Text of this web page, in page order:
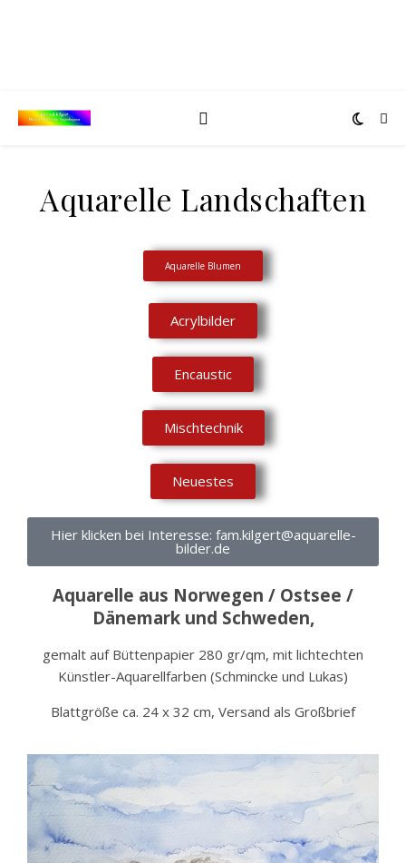
Aquarelle Landschaften
Aquarelle Blumen
Acrylbilder
Encaustic
Mischtechnik
Neuestes
Hier klicken bei Interesse: fam.kilgert@aquarelle-
bilder.de
Aquarelle aus Norwegen / Ostsee /
Dänemark und Schweden,
gemalt auf Büttenpapier 280 gr/qm, mit lichtechten
Künstler-Aquarellfarben (Schmincke und Lukas)
Blattgröße ca. 24 x 32 cm, Versand als Großbrief